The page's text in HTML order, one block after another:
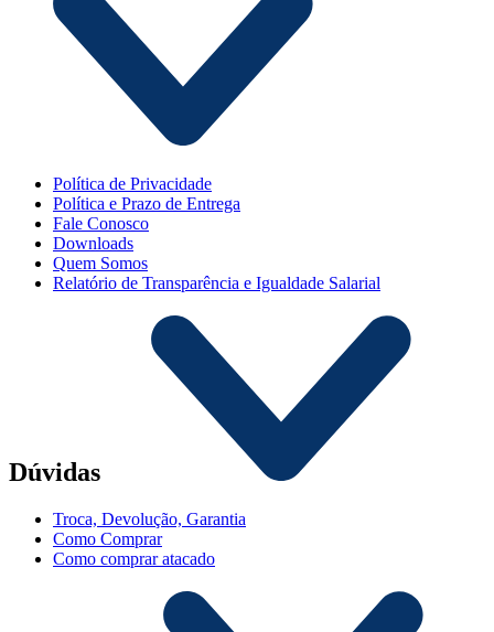
Política de Privacidade
Política e Prazo de Entrega
Fale Conosco
Downloads
Quem Somos
Relatório de Transparência e Igualdade Salarial
Dúvidas
Troca, Devolução, Garantia
Como Comprar
Como comprar atacado